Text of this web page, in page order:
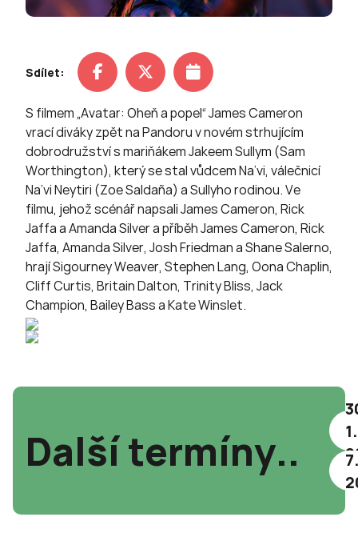
Sdílet:
S filmem „Avatar: Oheň a popel“ James Cameron
vrací diváky zpět na Pandoru v novém strhujícím
dobrodružství s mariňákem Jakeem Sullym (Sam
Worthington), který se stal vůdcem Na’vi, válečnicí
Na’vi Neytiri (Zoe Saldaña) a Sullyho rodinou. Ve
filmu, jehož scénář napsali James Cameron, Rick
Jaffa a Amanda Silver a příběh James Cameron, Rick
Jaffa, Amanda Silver, Josh Friedman a Shane Salerno,
hrají Sigourney Weaver, Stephen Lang, Oona Chaplin,
Cliff Curtis, Britain Dalton, Trinity Bliss, Jack
Champion, Bailey Bass a Kate Winslet.
Další termíny..
1.